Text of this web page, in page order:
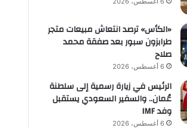
«الكأس» ترصد انتعاش مبيعات متجر
طرابزون سبور بعد صفقة محمد
صلاح
6 أغسطس، 2026
الرئيس في زيارة رسمية إلى سلطنة
عُمان.. والسفير السعودي يستقبل
وفد IMF
6 أغسطس، 2026